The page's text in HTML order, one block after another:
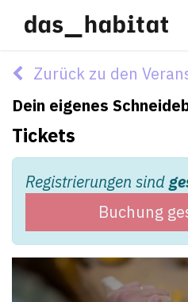
Zurück zu den
Dein eigenes
Tickets
Registrierungen sind
Buchung